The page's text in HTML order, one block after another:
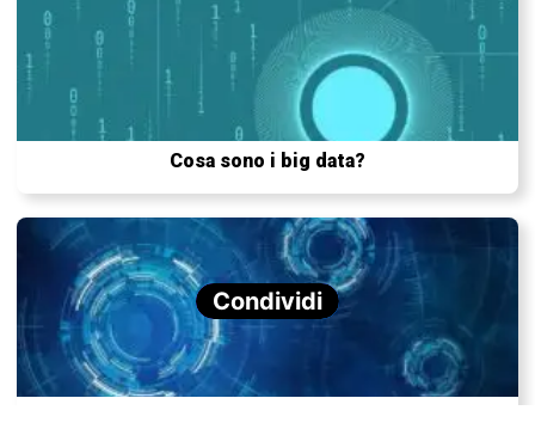
Cosa sono i big data?
Condividi